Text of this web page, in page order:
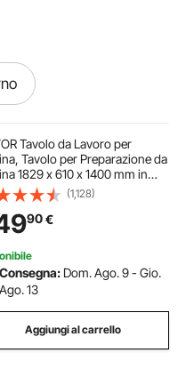
di cucina acciaio
Tavolo da Lavoro per
Tavolo per Preparazione da
1829 x 610 x 1400 mm in
Inox con 3 Cassetti Ripiani
Piano Carico max 263
Hotel, Supermercato
(1,128)
90€
Consegna: Dom. Ago. 9 - Gio.
Ago. 13
Aggiungi al carrello